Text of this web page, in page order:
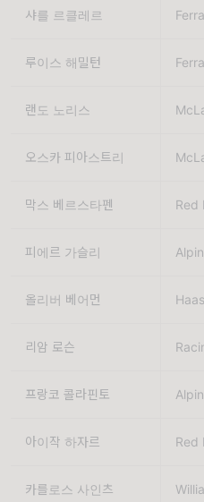
샤를 르클레르
루이스 해밀턴
랜도 노리스
오스카 피아스트리
막스 베르스타펜 Red
피에르 가슬리
올리버 베어먼
리암 로슨
프랑코 콜라핀토
아이작 하자르 Red
카를로스 사인츠